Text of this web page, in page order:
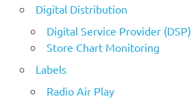
Digital Distribution
Digital Service Provider (DSP)
Store Chart Monitoring
Labels
Radio Air Play